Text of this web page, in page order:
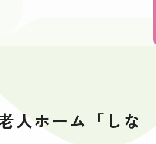
人ホーム「しな